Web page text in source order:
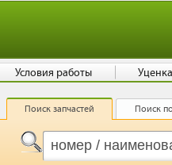
Поиск запчастей Поиск
Условия работы